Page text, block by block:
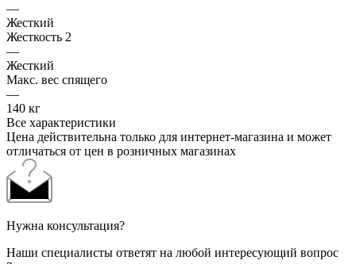
—
Жесткий
Жесткость 2
—
Жесткий
Макс. вес спящего
—
140 кг
Все характеристики
Цена действительна только для интернет-магазина и может
отличаться от цен в розничных магазинах
Нужна консультация?
Наши специалисты ответят на любой интересующий вопрос